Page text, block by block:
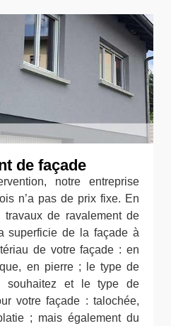
de façade
notre entreprise
n’a pas de prix fixe. En
de ravalement de
superficie de la façade à
de votre façade : en
en pierre ; le type de
souhaitez et le type de
votre façade : talochée,
; mais également du